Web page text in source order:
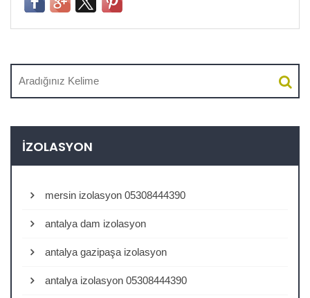
İZOLASYON
mersin izolasyon 05308444390
antalya dam izolasyon
antalya gazipaşa izolasyon
antalya izolasyon 05308444390